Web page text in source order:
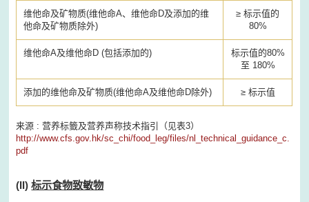
维他命及矿物质(维他命A、维他命D及添加的维
他命及矿物质除外)
≥ 标示值的
80%
维他命A及维他命D (包括添加的)
标示值的80%
至 180%
添加的维他命及矿物质(维他命A及维他命D除外) ≥ 标示值
来源 : 营养标籤及营养声称技术指引（见表3）
http://www.cfs.gov.hk/sc_chi/food_leg/files/nl_technical_guidance_c.
pdf
(II)标示食物致敏物